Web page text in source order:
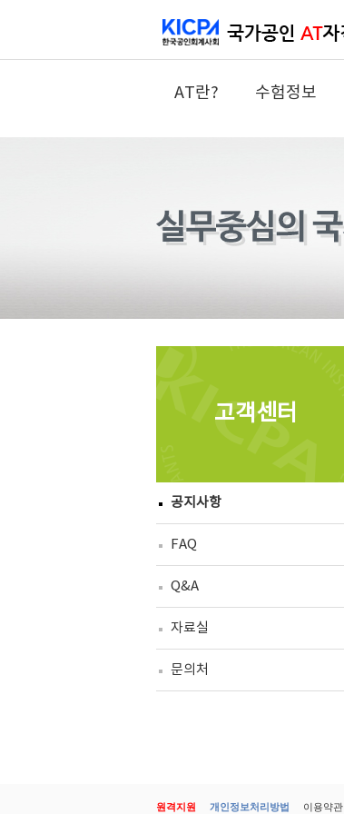
AT란? 수험정보
고객센터
공지사항
FAQ
Q&A
자료실
문의처
원격지원 개인정보처리방법 이용약관